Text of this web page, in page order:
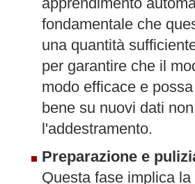
fondamentale che
una quantità
per garantire che il
modo efficace e
bene su nuovi dati
l'addestramento.
Preparazione e
Questa fase implica